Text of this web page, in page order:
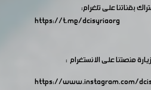
بقناتنا على تلغرام:
https://t.me/dcisyriaorg
منصتنا على الانستغرام :
https://www.instagram.com/